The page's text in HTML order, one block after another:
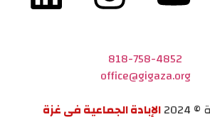
818-758-4852
office@gigaza.org
الإبادة الجماعية في غزة